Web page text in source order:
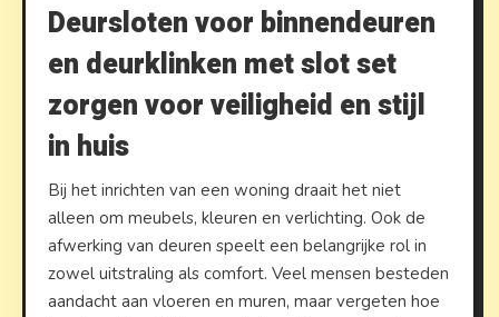
Deursloten voor binnendeuren
en deurklinken met slot set
zorgen voor veiligheid en stijl
in huis
Bij het inrichten van een woning draait het niet
alleen om meubels, kleuren en verlichting. Ook de
afwerking van deuren speelt een belangrijke rol in
zowel uitstraling als comfort. Veel mensen besteden
aandacht aan vloeren en muren, maar vergeten hoe